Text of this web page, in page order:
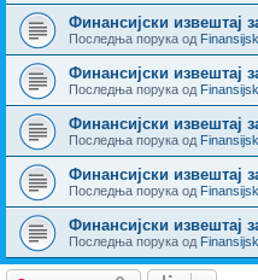
Финансијски извештај
Последња порука од
Финансијски извештај
Последња порука од
Финансијски извештај
Последња порука од
Финансијски извештај
Последња порука од
Финансијски извештај
Последња порука од